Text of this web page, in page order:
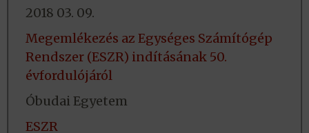
2018 03. 09.
Megemlékezés az Egységes Számítógép
Rendszer (ESZR) indításának 50.
évfordulójáról
Óbudai Egyetem
ESZR